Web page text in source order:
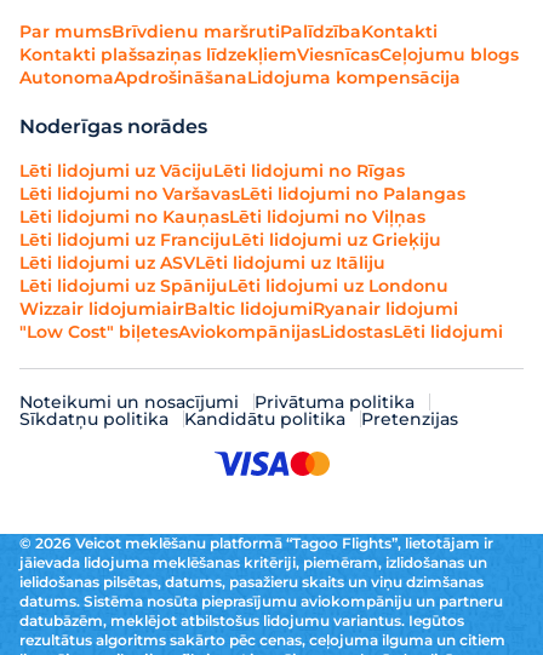
Par mumsBrīvdienu maršrutiPalīdzībaKontakti
Kontakti plašsaziņas līdzekļiemViesnīcasCeļojumu blogs
AutonomaApdrošināšanaLidojuma kompensācija
Noderīgas norādes
Lēti lidojumi uz VācijuLēti lidojumi no Rīgas
Lēti lidojumi no VaršavasLēti lidojumi no Palangas
Lēti lidojumi no KauņasLēti lidojumi no Viļņas
Lēti lidojumi uz FrancijuLēti lidojumi uz Grieķiju
Lēti lidojumi uz ASVLēti lidojumi uz Itāliju
Lēti lidojumi uz SpānijuLēti lidojumi uz Londonu
Wizzair lidojumiairBaltic lidojumiRyanair lidojumi
"Low Cost" biļetesAviokompānijasLidostasLēti lidojumi
Noteikumi un nosacījumi Privātuma politika
Sīkdatņu politika Kandidātu politika Pretenzijas
© 2026 Veicot meklēšanu platformā “Tagoo Flights”, lietotājam ir
jāievada lidojuma meklēšanas kritēriji, piemēram, izlidošanas un
ielidošanas pilsētas, datums, pasažieru skaits un viņu dzimšanas
datums. Sistēma nosūta pieprasījumu aviokompāniju un partneru
datubāzēm, meklējot atbilstošus lidojumu variantus. Iegūtos
rezultātus algoritms sakārto pēc cenas, ceļojuma ilguma un citiem